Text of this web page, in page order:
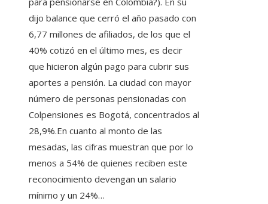
dijo balance que cerró el año pasado con
6,77 millones de afiliados, de los que el
40% cotizó en el último mes, es decir
que hicieron algún pago para cubrir sus
aportes a pensión. La ciudad con mayor
número de personas pensionadas con
Colpensiones es Bogotá, concentrados al
28,9%.En cuanto al monto de las
mesadas, las cifras muestran que por lo
menos a 54% de quienes reciben este
reconocimiento devengan un salario
mínimo y un 24%…